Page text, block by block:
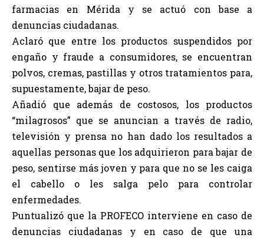
farmacias en Mérida y se actuó con base a
denuncias ciudadanas.
Aclaró que entre los productos suspendidos por
engaño y fraude a consumidores, se encuentran
polvos, cremas, pastillas y otros tratamientos para,
supuestamente, bajar de peso.
Añadió que además de costosos, los productos
“milagrosos” que se anuncian a través de radio,
televisión y prensa no han dado los resultados a
aquellas personas que los adquirieron para bajar de
peso, sentirse más joven y para que no se les caiga
el cabello o les salga pelo para controlar
enfermedades.
Puntualizó que la PROFECO interviene en caso de
denuncias ciudadanas y en caso de que una